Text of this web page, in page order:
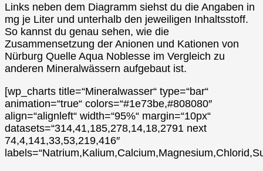
Links neben dem Diagramm siehst du die Angaben in
mg je Liter und unterhalb den jeweiligen Inhaltsstoff.
So kannst du genau sehen, wie die
Zusammensetzung der Anionen und Kationen von
Nürburg Quelle Aqua Noblesse im Vergleich zu
anderen Mineralwässern aufgebaut ist.
[wp_charts title=“Mineralwasser“ type=“bar“
animation=“true“ colors=“#1e73be,#808080″
align=“alignleft“ width=“95%“ margin=“10px“
datasets=“314,41,185,278,14,18,2791 next
74,4,141,33,53,219,416″